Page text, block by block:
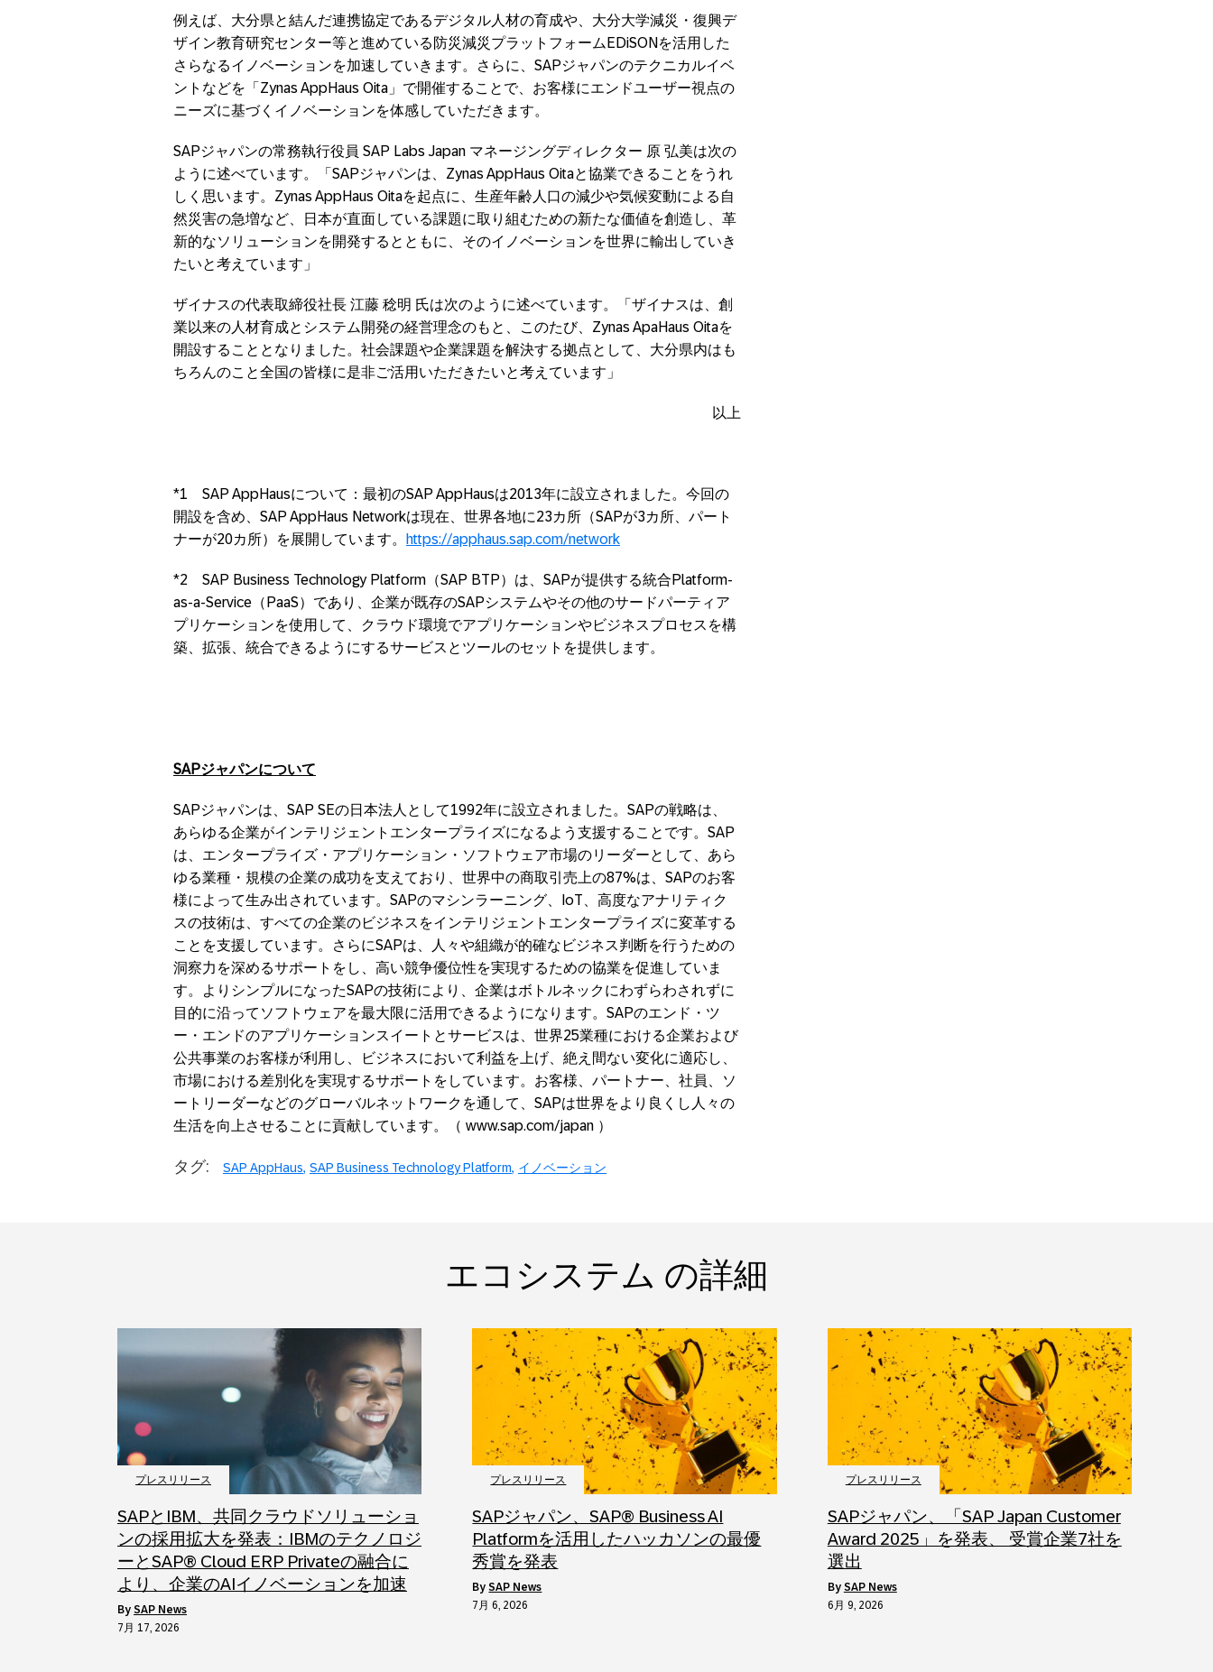
例えば、大分県と結んだ連携協定であるデジタル人材の育成や、⼤分⼤学減災・復興デ
ザイン教育研究センター等と進めている防災減災プラットフォームEDiSONを活用した
さらなるイノベーションを加速していきます。さらに、SAPジャパンのテクニカルイベ
ントなどを「Zynas AppHaus Oita」で開催することで、お客様にエンドユーザー視点の
ニーズに基づくイノベーションを体感していただきます。
SAPジャパンの常務執行役員 SAP Labs Japan マネージングディレクター 原 弘美は次の
ように述べています。「SAPジャパンは、Zynas AppHaus Oitaと協業できることをうれ
しく思います。Zynas AppHaus Oitaを起点に、生産年齢人口の減少や気候変動による自
然災害の急増など、日本が直面している課題に取り組むための新たな価値を創造し、革
新的なソリューションを開発するとともに、そのイノベーションを世界に輸出していき
たいと考えています」
ザイナスの代表取締役社長 江藤 稔明 氏は次のように述べています。「ザイナスは、創
業以来の⼈材育成とシステム開発の経営理念のもと、このたび、Zynas ApaHaus Oitaを
開設することとなりました。社会課題や企業課題を解決する拠点として、大分県内はも
ちろんのこと全国の皆様に是⾮ご活⽤いただきたいと考えています」
以上
*1 SAP AppHausについて：最初のSAP AppHausは2013年に設立されました。今回の
開設を含め、SAP AppHaus Networkは現在、世界各地に23カ所（SAPが3カ所、パート
ナーが20カ所）を展開しています。
https://apphaus.sap.com/network
*2 SAP Business Technology Platform（SAP BTP）は、SAPが提供する統合Platform-
as-a-Service（PaaS）であり、企業が既存のSAPシステムやその他のサードパーティア
プリケーションを使用して、クラウド環境でアプリケーションやビジネスプロセスを構
築、拡張、統合できるようにするサービスとツールのセットを提供します。
SAPジャパンについて
SAPジャパンは、SAP SEの日本法人として1992年に設立されました。SAPの戦略は、
あらゆる企業がインテリジェントエンタープライズになるよう支援することです。SAP
は、エンタープライズ・アプリケーション・ソフトウェア市場のリーダーとして、あら
ゆる業種・規模の企業の成功を支えており、世界中の商取引売上の87%は、SAPのお客
様によって生み出されています。SAPのマシンラーニング、IoT、高度なアナリティク
スの技術は、すべての企業のビジネスをインテリジェントエンタープライズに変革する
ことを支援しています。さらにSAPは、人々や組織が的確なビジネス判断を行うための
洞察力を深めるサポートをし、高い競争優位性を実現するための協業を促進していま
す。よりシンプルになったSAPの技術により、企業はボトルネックにわずらわされずに
目的に沿ってソフトウェアを最大限に活用できるようになります。SAPのエンド・ツ
ー・エンドのアプリケーションスイートとサービスは、世界25業種における企業および
公共事業のお客様が利用し、ビジネスにおいて利益を上げ、絶え間ない変化に適応し、
市場における差別化を実現するサポートをしています。お客様、パートナー、社員、ソ
ートリーダーなどのグローバルネットワークを通して、SAPは世界をより良くし人々の
生活を向上させることに貢献しています。（ www.sap.com/japan ）
タグ: SAP AppHaus SAP Business Technology Platform イノベーション
エコシステム の詳細
プレスリリース
SAPとIBM、共同クラウドソリューショ
ンの採用拡大を発表：IBMのテクノロジ
ーとSAP® Cloud ERP Privateの融合に
より、企業のAIイノベーションを加速
by SAP News
7月 17, 2026
プレスリリース
SAPジャパン、SAP® Business AI
Platformを活用したハッカソンの最優
秀賞を発表
bySAP News
7月 6, 2026
プレスリリース
SAPジャパン、「SAP Japan Customer
Award 2025」を発表、 受賞企業7社を
選出
by SAP News
6月 9, 2026